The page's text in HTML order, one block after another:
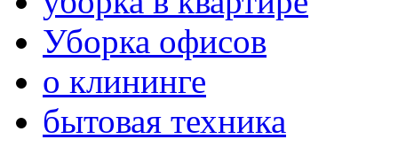
Уборка офисов
о клининге
бытовая техника